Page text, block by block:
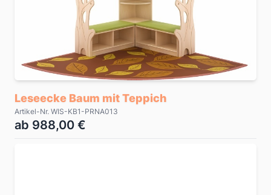
Leseecke Baum mit Teppich
Artikel-Nr. WIS-KB1-PRNA013
ab 988,00 €